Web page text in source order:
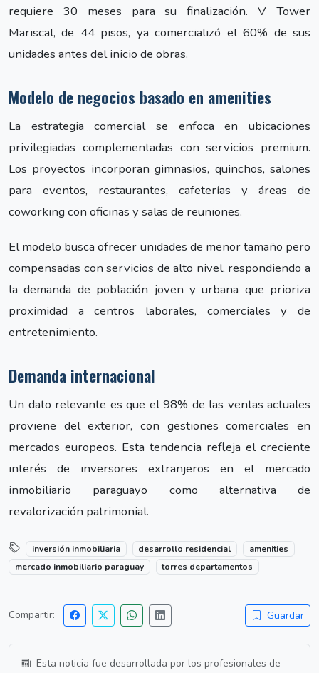
requiere 30 meses para su finalización. V Tower
Mariscal, de 44 pisos, ya comercializó el 60% de sus
unidades antes del inicio de obras.
Modelo de negocios basado en amenities
La estrategia comercial se enfoca en ubicaciones
privilegiadas complementadas con servicios premium.
Los proyectos incorporan gimnasios, quinchos, salones
para eventos, restaurantes, cafeterías y áreas de
coworking con oficinas y salas de reuniones.
El modelo busca ofrecer unidades de menor tamaño pero
compensadas con servicios de alto nivel, respondiendo a
la demanda de población joven y urbana que prioriza
proximidad a centros laborales, comerciales y de
entretenimiento.
Demanda internacional
Un dato relevante es que el 98% de las ventas actuales
proviene del exterior, con gestiones comerciales en
mercados europeos. Esta tendencia refleja el creciente
interés de inversores extranjeros en el mercado
inmobiliario paraguayo como alternativa de
revalorización patrimonial.
inversión inmobiliaria desarrollo residencial
amenities
mercado inmobiliario paraguay
torres departamentos
Compartir: Guardar
Esta noticia fue desarrollada por los profesionales de